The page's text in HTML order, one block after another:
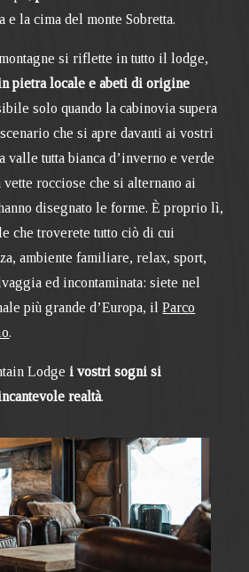
e la cima del monte Sobretta.
si riflette in tutto il lodge,
pietra locale e abeti di origine
solo quando la cabinovia supera
che si apre davanti ai vostri
valle tutta bianca d’inverno e verde
vette rocciose che si alternano ai
disegnato le forme. È proprio lì,
che troverete tutto ciò di cui
ambiente familiare, relax, sport,
ed incontaminata: siete nel
più grande d’Europa, ilParco
.
Lodge i vostri sogni si
realtà.